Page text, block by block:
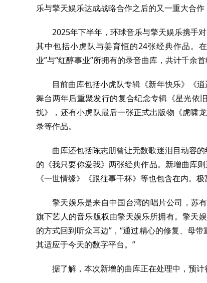
乐与擎天娱乐达成战略合作之后的又一重大合
2025年下半年，环球音乐与擎天娱乐携手
其中包括小虎队与姜育恒的24张经典作品。
业”与“红醇事业”所拥有的录音曲库，共计千余首
目前曲库包括小虎队专辑《新年快乐》《
舞台两年后重聚发行的复合纪念专辑《星光依
扰》，还有小虎队最后一张正式出版物《虎啸
录等作品。
曲库还包括陈志朋曾让无数歌迷泪目动容
的《我只要你爱我》两张经典作品。新增曲库
《一世情缘》《跟往事干杯》等也包含在内。
擎天娱乐是来自中国台湾的唱片公司，苏
旗下艺人的音乐版权由擎天娱乐所拥有。擎天
的方式回到听众耳边”，“通过精心的修复、母
其适应于今天的数字平台。”
据了解，本次新增的曲库正在处理中，预计